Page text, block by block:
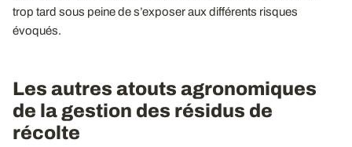
trop tard sous peine de s’exposer aux différents risques
évoqués.
Les autres atouts agronomiques
de la gestion des résidus de
récolte